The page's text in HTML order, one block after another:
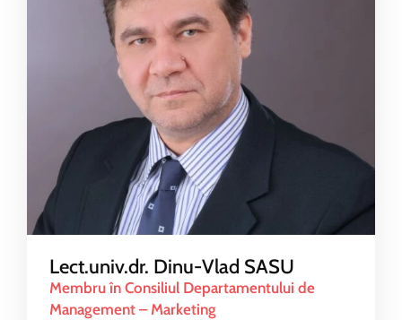
Lect.univ.dr. Dinu-Vlad SASU
Membru în Consiliul Departamentului de
Management – Marketing